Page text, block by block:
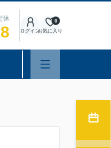
休
ログインお気に入り
0